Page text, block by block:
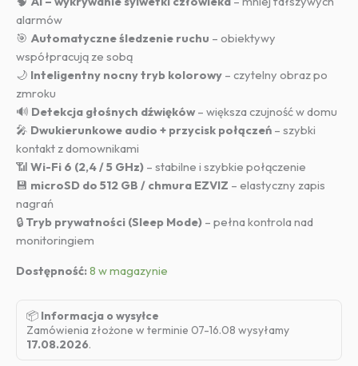
alarmów
🎯 Automatyczne śledzenie ruchu – obiektywy
współpracują ze sobą
🌙 Inteligentny nocny tryb kolorowy – czytelny obraz po
zmroku
🔊 Detekcja głośnych dźwięków– większa czujność w domu
🎤 Dwukierunkowe audio + przycisk połączeń – szybki
kontakt z domownikami
📶 Wi-Fi 6 (2,4 / 5 GHz) – stabilne i szybkie połączenie
💾 microSD do 512 GB / chmura EZVIZ – elastyczny zapis
nagrań
🔒 Tryb prywatności (Sleep Mode) – pełna kontrola nad
monitoringiem
Dostępność:8 w magazynie
📦 Informacja o wysyłce
Zamówienia złożone w terminie 07-16.08 wysyłamy
17.08.2026.